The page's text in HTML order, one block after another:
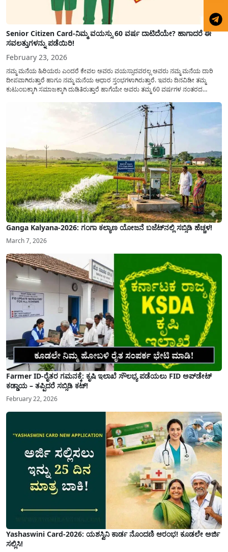
Senior Citizen Card-ನಿಮ್ಮ ವಯಸ್ಸು 60 ವರ್ಷ ದಾಟಿದೆಯೇ? ಹಾಗಾದರೆ ಈ
ಸವಲತ್ತುಗಳನ್ನು ಪಡೆಯಿರಿ!
February 23, 2026
ನಮ್ಮ ಮನೆಯ ಹಿರಿಯರು ಎಂದರೆ ಕೇವಲ ಅವರು ವಯಸ್ಸಾದವರಲ್ಲ ಅವರು ನಮ್ಮ ಮನೆಯ ದಾರಿ
ದೀಪವಾಗಿರುತ್ತಾರೆ ಹಾಗೂ ನಮ್ಮ ಮನೆಯ ಆಧಾರ ಸ್ತಂಭಗಳಾಗಿರುತ್ತಾರೆ. ಇವರು ದಿನವಿಡೀ ತಮ್ಮ
ಕುಟುಂಬಕ್ಕಾಗಿ ಸಮಾಜಕ್ಕಾಗಿ ದುಡಿತಿರುತ್ತಾರೆ ಹಾಗೆಯೇ ಅವರು ತಮ್ಮ 60 ವರ್ಷಗಳ ನಂತರದ
Ganga Kalyana-2026: ಗಂಗಾ ಕಲ್ಯಾಣ ಯೋಜನೆ ಬಜೆಟ್‌ನಲ್ಲಿ ಸಬ್ಸಿಡಿ ಹೆಚ್ಚಳ!
March 7, 2026
Farmer ID-ರೈತರ ಗಮನಕ್ಕೆ: ಕೃಷಿ ಇಲಾಖೆ ಸೌಲಭ್ಯ ಪಡೆಯಲು FID ಅಪ್‌ಡೇಟ್
ಕಡ್ಡಾಯ – ತಪ್ಪಿದರೆ ಸಬ್ಸಿಡಿ ಕಟ್!
February 22, 2026
Yashaswini Card-2026: ಯಶಸ್ವಿನಿ ಕಾರ್ಡ ನೊಂದಣಿ ಆರಂಭ! ಕೂಡಲೇ ಅರ್ಜಿ
ಸಲ್ಲಿಸಿ!